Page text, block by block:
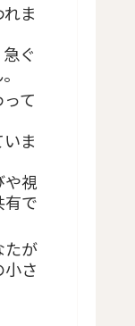
ま
ぐ
て
ま
や視
有で
たが
さ